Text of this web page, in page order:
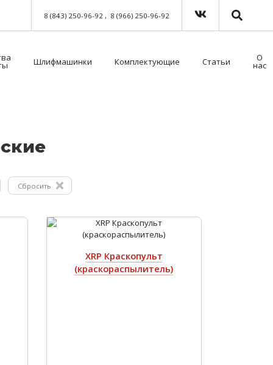
8 (843) 250-96-92 8 (966) 250-96-92
Шлифмашинки Комплектующие Статьи О
нас
Сбросить
XRP Краскопульт
(краскораспылитель)